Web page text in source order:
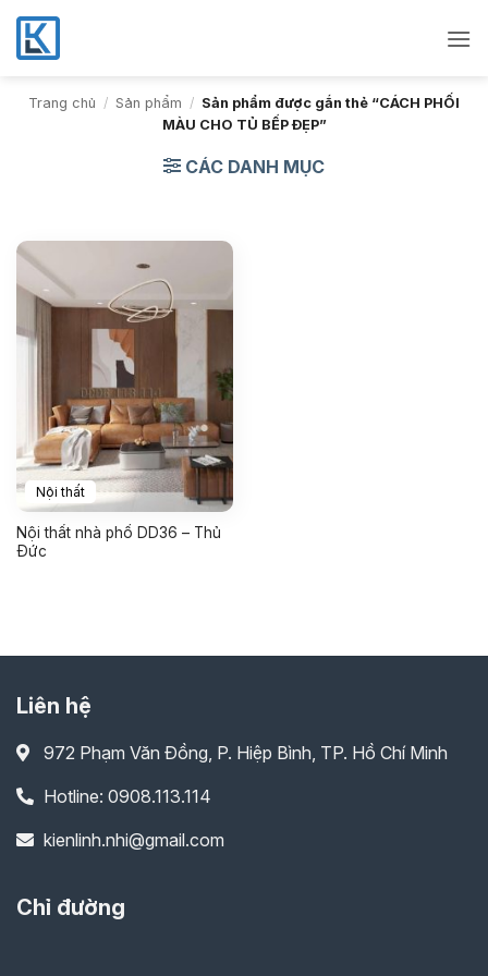
Bỏ
qua
nội
dungTrang chủ / Sản phẩm / Sản phẩm được gắn thẻ “CÁCH PHỐI
MÀU CHO TỦ BẾP ĐẸP”
CÁC DANH MỤC
Nội thất
Nội thất nhà phố DD36 – Thủ
Đức
Liên hệ
972 Phạm Văn Đồng, P. Hiệp Bình, TP. Hồ Chí Minh
Hotline: 0908.113.114
kienlinh.nhi@gmail.com
Chỉ đường